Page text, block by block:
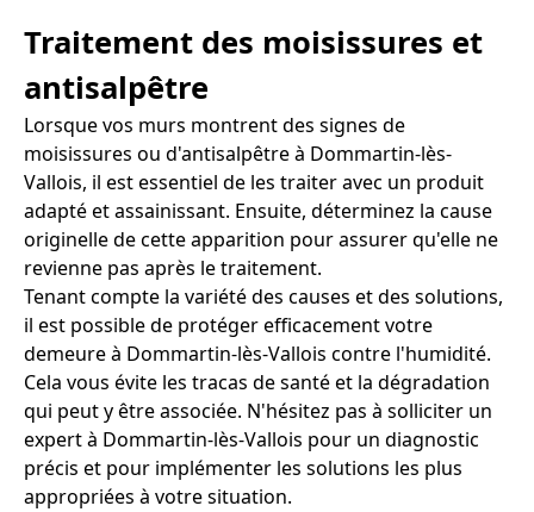
Traitement des moisissures et
antisalpêtre
Lorsque vos murs montrent des signes de
moisissures ou d'antisalpêtre à Dommartin-lès-
Vallois, il est essentiel de les traiter avec un produit
adapté et assainissant. Ensuite, déterminez la cause
originelle de cette apparition pour assurer qu'elle ne
revienne pas après le traitement.
Tenant compte la variété des causes et des solutions,
il est possible de protéger efficacement votre
demeure à Dommartin-lès-Vallois contre l'humidité.
Cela vous évite les tracas de santé et la dégradation
qui peut y être associée. N'hésitez pas à solliciter un
expert à Dommartin-lès-Vallois pour un diagnostic
précis et pour implémenter les solutions les plus
appropriées à votre situation.